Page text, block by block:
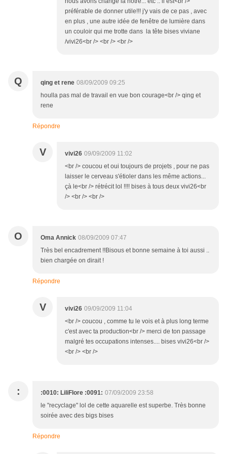
préférable de donner utile!!! j'y vais de ce pas , avec
en plus , une autre idée de fenêtre de lumière dans
un couloir qui me trotte dans la tête bises viviane
/vivi26<br /> <br /> <br />
Q qing et rene 08/09/2009 09:25
houlla pas mal de travail en vue bon courage<br /> qing et
rene
Répondre
V vivi26 09/09/2009 11:02
<br /> coucou et oui toujours de projets , pour ne pas
laisser le cerveau s'étioler dans les même actions...
çà le<br /> rétrécit lol !!!! bises à tous deux vivi26<br
/> <br /> <br />
O Oma Annick 08/09/2009 07:47
Très bel encadrement !!Bisous et bonne semaine à toi aussi ..
bien chargée on dirait !
Répondre
V vivi26 09/09/2009 11:04
<br /> coucou , comme tu le vois et à plus long terme
c'est avec ta production<br /> merci de ton passage
malgré tes occupations intenses.... bises vivi26<br />
<br /> <br />
: :0010: LiliFlore :0091: 07/09/2009 23:58
le "recyclage" lol de cette aquarelle est superbe. Très bonne
soirée avec des bigs bises
Répondre